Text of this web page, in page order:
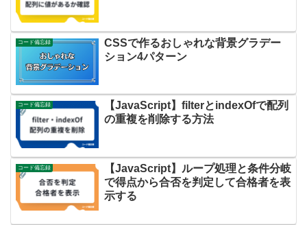
コード備忘録
CSSで作るおしゃれな背景グラデー
ション4パターン
コード備忘録
【JavaScript】filterとindexOfで配列
の重複を削除する方法
コード備忘録
【JavaScript】ループ処理と条件分岐
で得点から合否を判定して合格者を表
示する